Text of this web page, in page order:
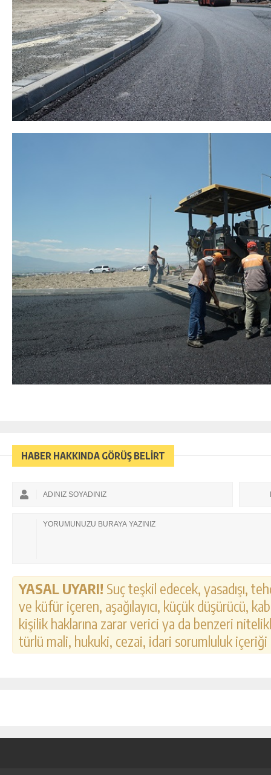
HABER HAKKINDA GÖRÜŞ BELİRT
YASAL UYARI! Suç teşkil edecek, yasadışı,
ve küfür içeren, aşağılayıcı, küçük düşürücü,
kişilik haklarına zarar verici ya da benzeri
türlü mali, hukuki, cezai, idari sorumluluk